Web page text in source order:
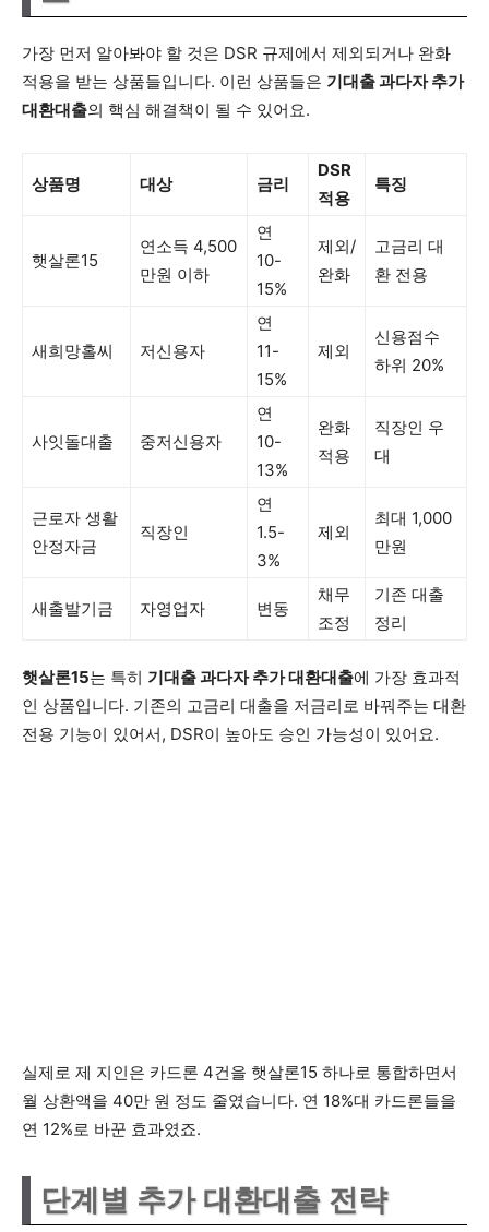
가장 먼저 알아봐야 할 것은 DSR 규제에서 제외되거나 완화
적용을 받는 상품들입니다. 이런 상품들은 기대출 과다자 추가
대환대출의 핵심 해결책이 될 수 있어요.
상품명 대상 금리
DSR
적용
특징
햇살론15
연소득 4,500
만원 이하
연
10-
15%
제외/
완화
고금리 대
환 전용
새희망홀씨 저신용자
연
11-
15%
제외
신용점수
하위 20%
사잇돌대출 중저신용자
연
10-
13%
완화
적용
직장인 우
대
근로자 생활
안정자금
직장인
연
1.5-
3%
제외
최대 1,000
만원
새출발기금 자영업자 변동
채무
조정
기존 대출
정리
햇살론15는 특히 기대출 과다자 추가 대환대출에 가장 효과적
인 상품입니다. 기존의 고금리 대출을 저금리로 바꿔주는 대환
전용 기능이 있어서, DSR이 높아도 승인 가능성이 있어요.
실제로 제 지인은 카드론 4건을 햇살론15 하나로 통합하면서
월 상환액을 40만 원 정도 줄였습니다. 연 18%대 카드론들을
연 12%로 바꾼 효과였죠.
단계별 추가 대환대출 전략